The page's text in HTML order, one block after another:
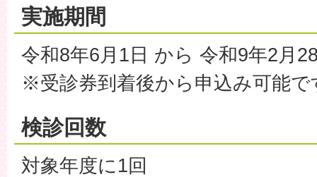
実施期間
令和8年6月1日 から 令和9年2月
※受診券到着後から申込み可能で
検診回数
対象年度に1回